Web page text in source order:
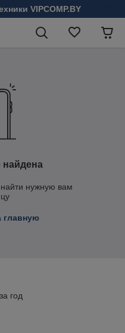
VIPCOMP.BY
найдена
нужную вам
главную
год